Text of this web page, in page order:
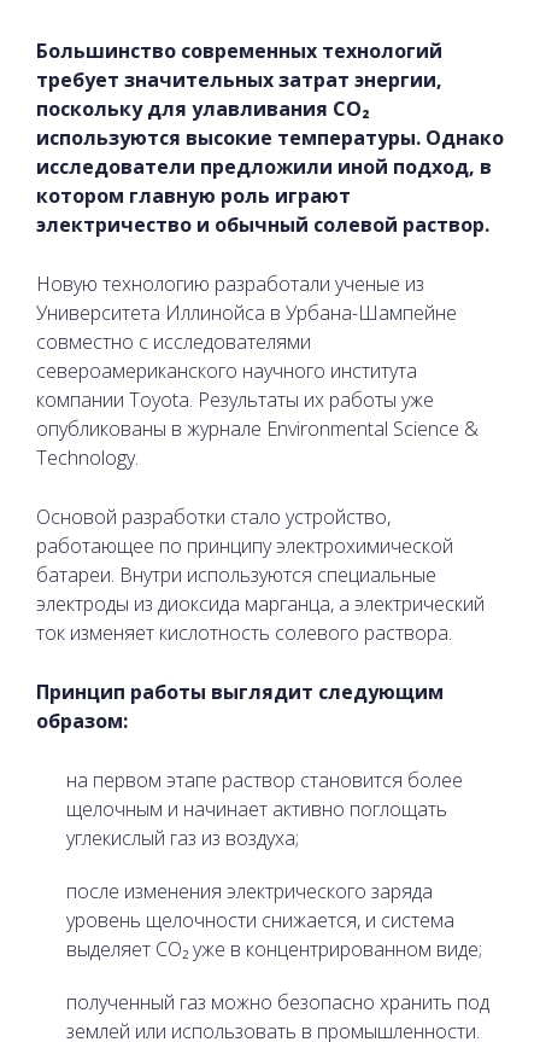
Большинство современных технологий
требует значительных затрат энергии,
поскольку для улавливания CO₂
используются высокие температуры. Однако
исследователи предложили иной подход, в
котором главную роль играют
электричество и обычный солевой раствор.
Новую технологию разработали ученые из
Университета Иллинойса в Урбана-Шампейне
совместно с исследователями
североамериканского научного института
компании Toyota. Результаты их работы уже
опубликованы в журнале Environmental Science &
Technology.
Основой разработки стало устройство,
работающее по принципу электрохимической
батареи. Внутри используются специальные
электроды из диоксида марганца, а электрический
ток изменяет кислотность солевого раствора.
Принцип работы выглядит следующим
образом:
на первом этапе раствор становится более
щелочным и начинает активно поглощать
углекислый газ из воздуха;
после изменения электрического заряда
уровень щелочности снижается, и система
выделяет CO₂ уже в концентрированном виде;
полученный газ можно безопасно хранить под
землей или использовать в промышленности.